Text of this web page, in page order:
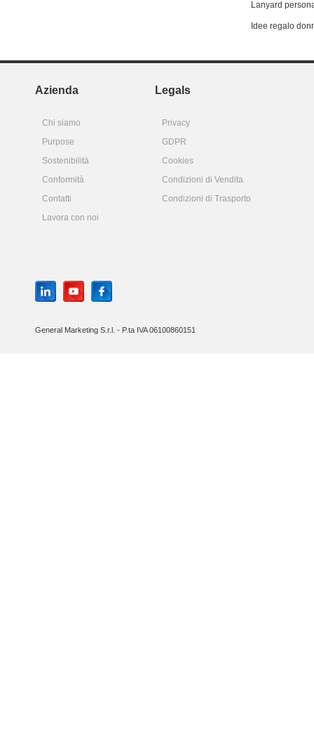
Lanyard
Idee regalo
Azienda Legals
Chi siamo
Privacy
Purpose
GDPR
Sostenibilità
Cookies
Conformità
Condizioni di Vendita
Contatti
Condizioni di Trasporto
Lavora con noi
General Marketing S.r.l. - P.ta IVA 06100860151